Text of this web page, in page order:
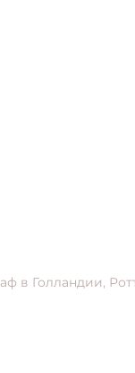
в Голландии,